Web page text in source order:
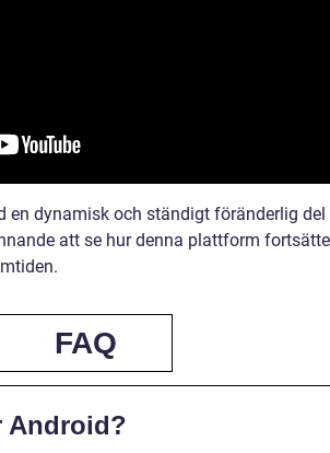
en dynamisk och ständigt föränderlig del
att se hur denna plattform
FAQ
Android?